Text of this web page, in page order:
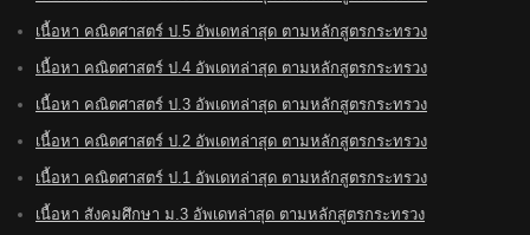
เนื้อหา คณิตศาสตร์ ป.5 อัพเดทล่าสุด ตามหลักสูตรกระทรวง
เนื้อหา คณิตศาสตร์ ป.4 อัพเดทล่าสุด ตามหลักสูตรกระทรวง
เนื้อหา คณิตศาสตร์ ป.3 อัพเดทล่าสุด ตามหลักสูตรกระทรวง
เนื้อหา คณิตศาสตร์ ป.2 อัพเดทล่าสุด ตามหลักสูตรกระทรวง
เนื้อหา คณิตศาสตร์ ป.1 อัพเดทล่าสุด ตามหลักสูตรกระทรวง
เนื้อหา สังคมศึกษา ม.3 อัพเดทล่าสุด ตามหลักสูตรกระทรวง